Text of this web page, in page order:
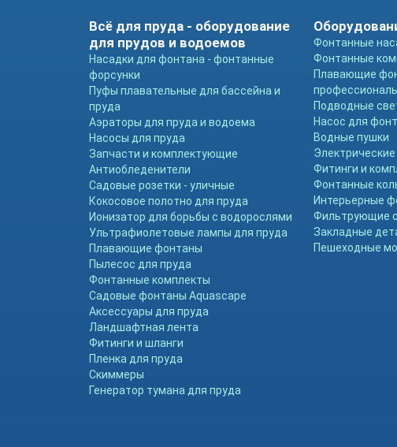
Всё для пруда - оборудование
для прудов и водоемов
Насадки для фонтана - фонтанные
форсунки
Пуфы плавательные для бассейна и
пруда
Аэраторы для пруда и водоема
Насосы для пруда
Запчасти и комплектующие
Антиобледенители
Садовые розетки - уличные
Кокосовое полотно для пруда
Ионизатор для борьбы с водорослями
Ультрафиолетовые лампы для пруда
Плавающие фонтаны
Пылесос для пруда
Фонтанные комплекты
Садовые фонтаны Aquascape
Аксессуары для пруда
Ландшафтная лента
Фитинги и шланги
Пленка для пруда
Скиммеры
Генератор тумана для пруда
Фонтанные
Фонтанные
Плавающие
Подводные
Насос для
Водные пушки
Фитинги и
Фонтанные
Интерьерные
Фильтрующие
Закладные
Пешеходные